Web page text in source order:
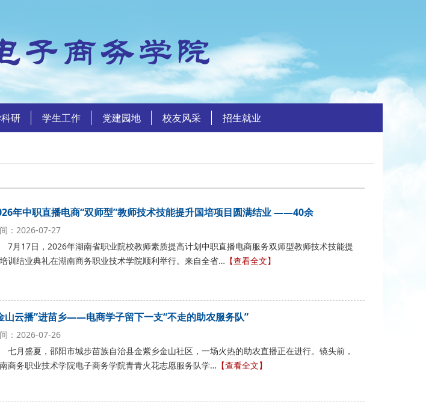
研 学生工作 党建园地 校友风采 招生就业
年中职直播电商“双师型”教师技术技能提升国培项目圆满结业 ——40余
：2026-07-27
7月17日，2026年湖南省职业院校教师素质提高计划中职直播电商服务双师型教师技术技能提
训结业典礼在湖南商务职业技术学院顺利举行。来自全省… 【查看全文】
山云播”进苗乡——电商学子留下一支“不走的助农服务队”
：2026-07-26
七月盛夏，邵阳市城步苗族自治县金紫乡金山社区，一场火热的助农直播正在进行。镜头前，
商务职业技术学院电子商务学院青青火花志愿服务队学… 【查看全文】